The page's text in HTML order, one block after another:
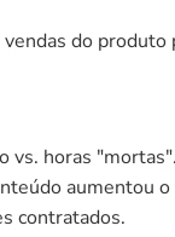
do
vs. horas "mortas".
aumentou
contratados.